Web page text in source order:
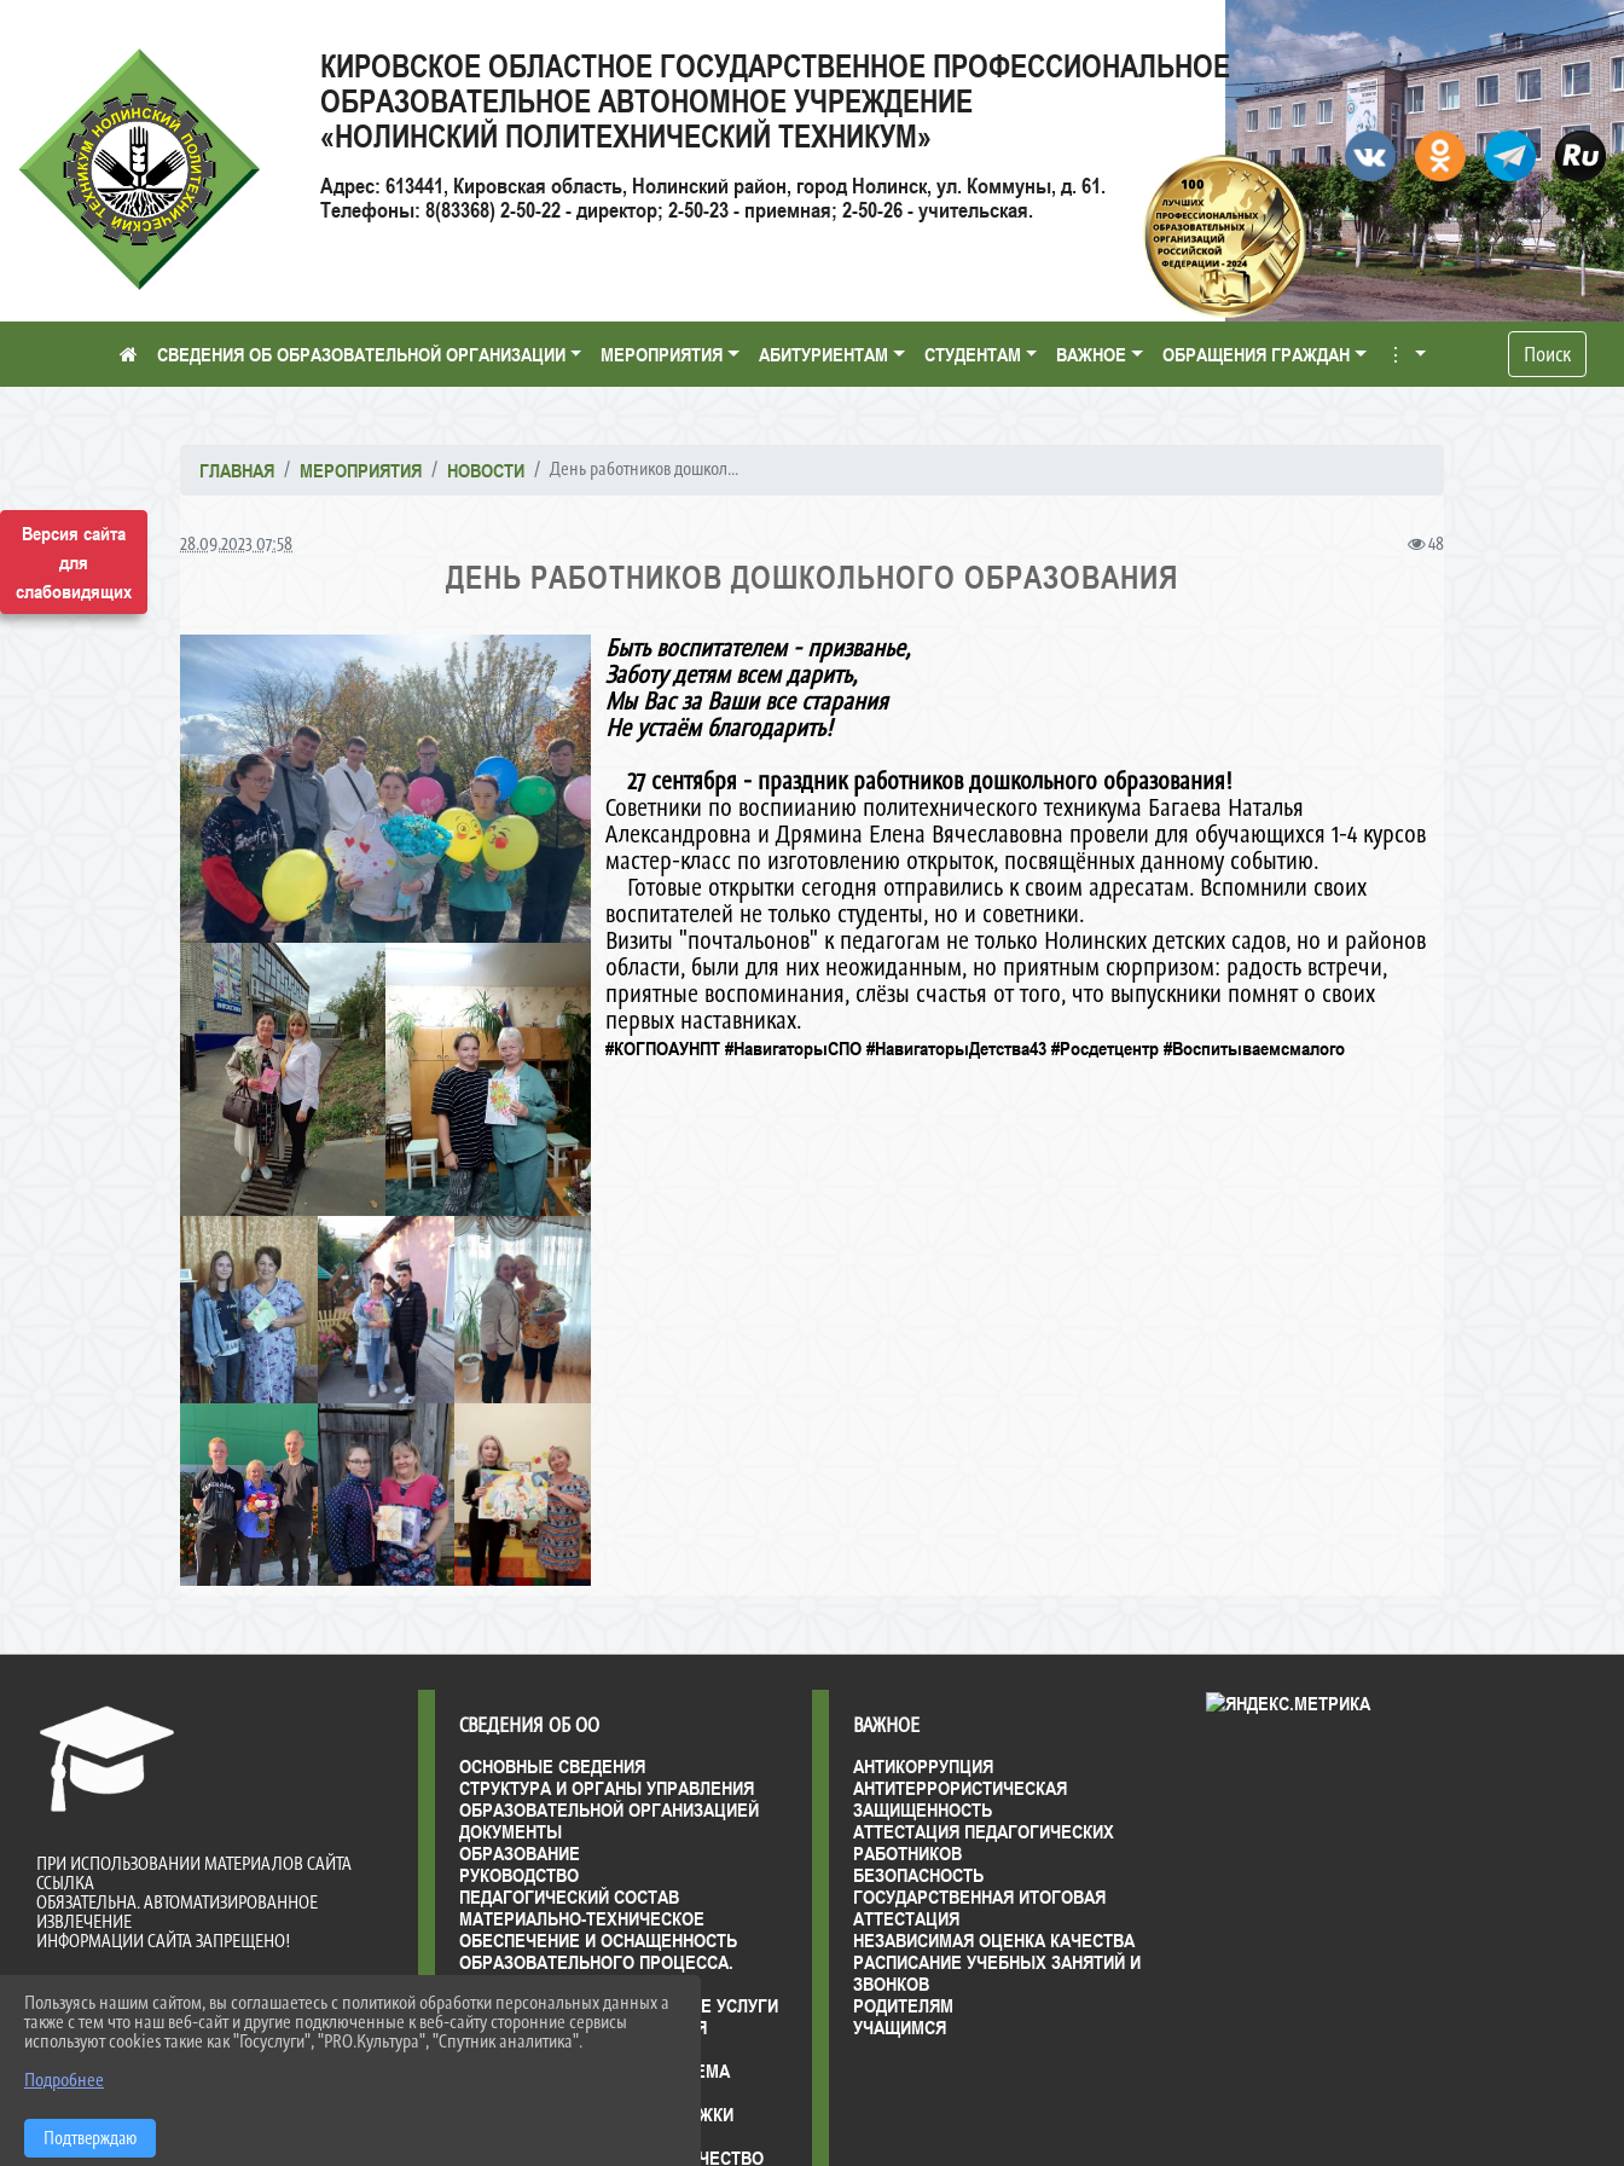
Версия сайта
для
слабовидящих
КИРОВСКОЕ ОБЛАСТНОЕ ГОСУДАРСТВЕННОЕ ПРОФЕССИОНАЛЬНОЕ
ОБРАЗОВАТЕЛЬНОЕ АВТОНОМНОЕ УЧРЕЖДЕНИЕ
«НОЛИНСКИЙ ПОЛИТЕХНИЧЕСКИЙ ТЕХНИКУМ»
Адрес: 613441, Кировская область, Нолинский район, город Нолинск, ул. Коммуны, д. 61.
Телефоны: 8(83368) 2-50-22 - директор; 2-50-23 - приемная; 2-50-26 - учительская.
СВЕДЕНИЯ ОБ ОБРАЗОВАТЕЛЬНОЙ ОРГАНИЗАЦИИ МЕРОПРИЯТИЯ АБИТУРИЕНТАМ СТУДЕНТАМ ВАЖНОЕ ОБРАЩЕНИЯ ГРАЖДАН ⋮ Поиск
ГЛАВНАЯ МЕРОПРИЯТИЯ НОВОСТИ День работников дошкол...
28.09.2023 07:58 48
ДЕНЬ РАБОТНИКОВ ДОШКОЛЬНОГО ОБРАЗОВАНИЯ
Быть воспитателем - призванье,
Заботу детям всем дарить,
Мы Вас за Ваши все старания
Не устаём благодарить!
27 сентября - праздник работников дошкольного образования!
Советники по воспиианию политехнического техникума Багаева Наталья
Александровна и Дрямина Елена Вячеславовна провели для обучающихся 1-4 курсов
мастер-класс по изготовлению открыток, посвящённых данному событию.
Готовые открытки сегодня отправились к своим адресатам. Вспомнили своих
воспитателей не только студенты, но и советники.
Визиты "почтальонов" к педагогам не только Нолинских детских садов, но и районов
области, были для них неожиданным, но приятным сюрпризом: радость встречи,
приятные воспоминания, слёзы счастья от того, что выпускники помнят о своих
первых наставниках.
#КОГПОАУНПТ #НавигаторыСПО #НавигаторыДетства43 #Росдетцентр #Воспитываемсмалого
ПРИ ИСПОЛЬЗОВАНИИ МАТЕРИАЛОВ САЙТА
ССЫЛКА
ОБЯЗАТЕЛЬНА. АВТОМАТИЗИРОВАННОЕ
ИЗВЛЕЧЕНИЕ
ИНФОРМАЦИИ САЙТА ЗАПРЕЩЕНО!
СВЕДЕНИЯ ОБ ОО
ОСНОВНЫЕ СВЕДЕНИЯ
СТРУКТУРА И ОРГАНЫ УПРАВЛЕНИЯ
ОБРАЗОВАТЕЛЬНОЙ ОРГАНИЗАЦИЕЙ
ДОКУМЕНТЫ
ОБРАЗОВАНИЕ
РУКОВОДСТВО
ПЕДАГОГИЧЕСКИЙ СОСТАВ
МАТЕРИАЛЬНО-ТЕХНИЧЕСКОЕ
ОБЕСПЕЧЕНИЕ И ОСНАЩЕННОСТЬ
ОБРАЗОВАТЕЛЬНОГО ПРОЦЕССА.
ПЛАТНЫЕ ОБРАЗОВАТЕЛЬНЫЕ УСЛУГИ
ФИНАНСОВО-ХОЗЯЙСТВЕННАЯ
ДЕЯТЕЛЬНОСТЬ
ВАКАНТНЫЕ МЕСТА ДЛЯ ПРИЕМА
СТИПЕНДИИ И МЕРЫ ПОДДЕРЖКИ
МЕЖДУНАРОДНОЕ СОТРУДНИЧЕСТВО
ВАЖНОЕ
АНТИКОРРУПЦИЯ
АНТИТЕРРОРИСТИЧЕСКАЯ
ЗАЩИЩЕННОСТЬ
АТТЕСТАЦИЯ ПЕДАГОГИЧЕСКИХ
РАБОТНИКОВ
БЕЗОПАСНОСТЬ
ГОСУДАРСТВЕННАЯ ИТОГОВАЯ
АТТЕСТАЦИЯ
НЕЗАВИСИМАЯ ОЦЕНКА КАЧЕСТВА
РАСПИСАНИЕ УЧЕБНЫХ ЗАНЯТИЙ И
ЗВОНКОВ
РОДИТЕЛЯМ
УЧАЩИМСЯ
Пользуясь нашим сайтом, вы соглашаетесь с политикой обработки персональных данных а
также с тем что наш веб-сайт и другие подключенные к веб-сайту сторонние сервисы
используют cookies такие как "Госуслуги", "PRO.Культура", "Спутник аналитика".
Подробнее
Подтверждаю